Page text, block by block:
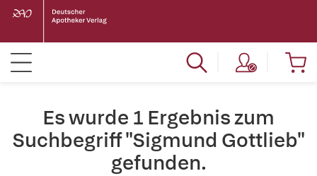
Es wurde 1 Ergebnis zum
Suchbegriff "Sigmund Gottlieb"
gefunden.